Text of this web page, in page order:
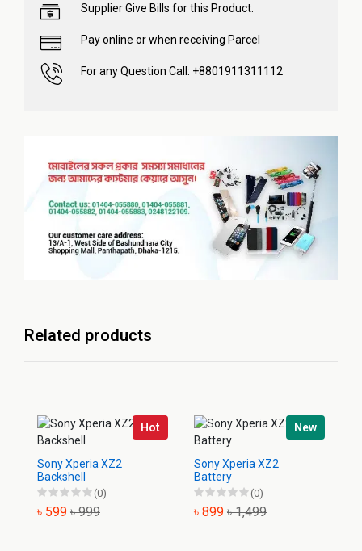
Supplier Give Bills for this Product.
Pay online or when receiving Parcel
For any Question Call: +8801911311112
Related products
Hot
Sony Xperia XZ2
Backshell
(0)
৳ 599 ৳ 999
New
Sony Xperia XZ2
Battery
(0)
৳ 899 ৳ 1,499